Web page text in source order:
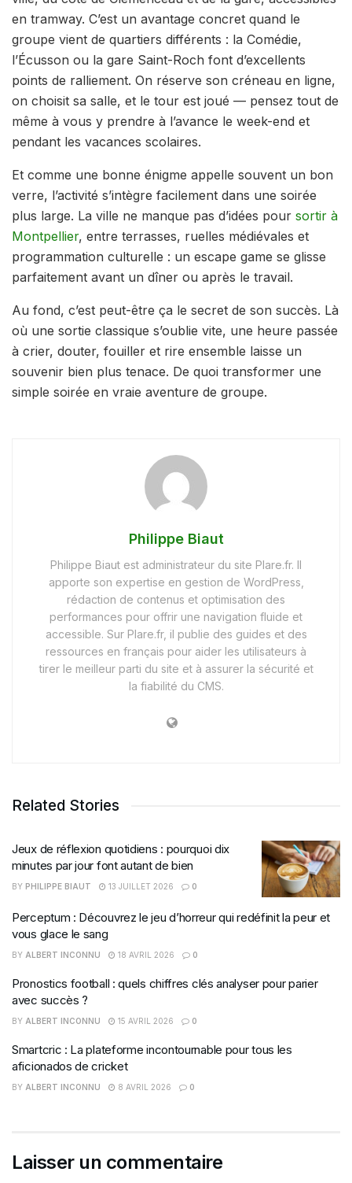
en tramway. C’est un avantage concret quand le
groupe vient de quartiers différents : la Comédie,
l’Écusson ou la gare Saint-Roch font d’excellents
points de ralliement. On réserve son créneau en ligne,
on choisit sa salle, et le tour est joué — pensez tout de
même à vous y prendre à l’avance le week-end et
pendant les vacances scolaires.
Et comme une bonne énigme appelle souvent un bon
verre, l’activité s’intègre facilement dans une soirée
plus large. La ville ne manque pas d’idées pour sortir à
Montpellier, entre terrasses, ruelles médiévales et
programmation culturelle : un escape game se glisse
parfaitement avant un dîner ou après le travail.
Au fond, c’est peut-être ça le secret de son succès. Là
où une sortie classique s’oublie vite, une heure passée
à crier, douter, fouiller et rire ensemble laisse un
souvenir bien plus tenace. De quoi transformer une
simple soirée en vraie aventure de groupe.
Philippe Biaut
Philippe Biaut est administrateur du site Plare.fr. Il
apporte son expertise en gestion de WordPress,
rédaction de contenus et optimisation des
performances pour offrir une navigation fluide et
accessible. Sur Plare.fr, il publie des guides et des
ressources en français pour aider les utilisateurs à
tirer le meilleur parti du site et à assurer la sécurité et
la fiabilité du CMS.
Related Stories
Jeux de réflexion quotidiens : pourquoi dix
minutes par jour font autant de bien
BY PHILIPPE BIAUT 13 JUILLET 2026 0
Perceptum : Découvrez le jeu d’horreur qui redéfinit la peur et
vous glace le sang
BY ALBERT INCONNU 18 AVRIL 2026 0
Pronostics football : quels chiffres clés analyser pour parier
avec succès ?
BY ALBERT INCONNU 15 AVRIL 2026 0
Smartcric : La plateforme incontournable pour tous les
aficionados de cricket
BY ALBERT INCONNU 8 AVRIL 2026 0
Laisser un commentaire